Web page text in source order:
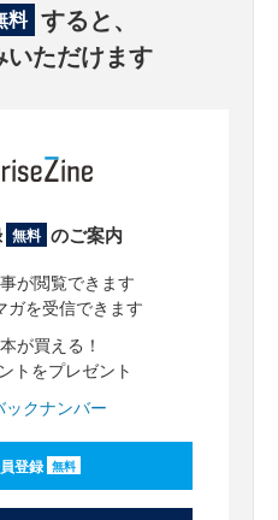
料 すると、
ただけます
無料 のご案内
が閲覧できます
ガを受信できます
が買える！
トをプレゼント
ックナンバー
登録 無料